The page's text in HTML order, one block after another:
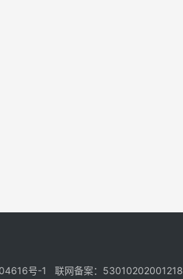
号-1 联网备案：53010202001218